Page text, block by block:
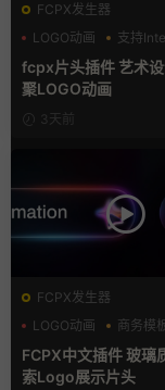
FCPX发生器
LOGO动画
支持
汇聚
fcpx片头插件 艺术
聚LOGO动画
3天前
FCPX发生器
LOGO动画
商务模
支持Intel+M芯片
FCPX中文插件 玻璃
索Logo展示片头